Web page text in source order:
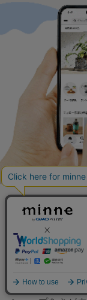
minneを知る
minneについて
minneで買いたい
作品をさがす